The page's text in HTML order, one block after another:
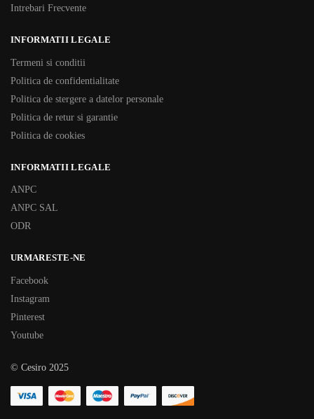
Intrebari Frecvente
INFORMATII LEGALE
Termeni si conditii
Politica de confidentialitate
Politica de stergere a datelor personale
Politica de retur si garantie
Politica de cookies
INFORMATII LEGALE
ANPC
ANPC SAL
ODR
URMARESTE-NE
Facebook
Instagram
Pinterest
Youtube
© Cesiro 2025